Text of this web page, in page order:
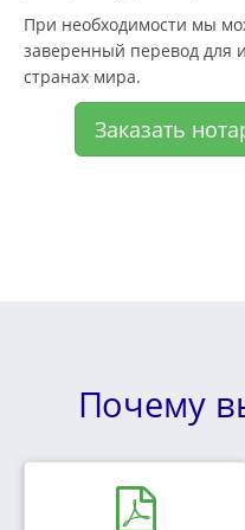
При необходимости мы
заверенный перевод для
странах мира.
Заказать
Почему